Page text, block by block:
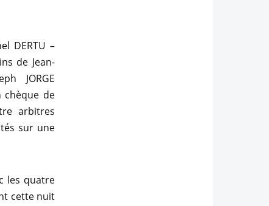
DERTU –
de Jean-
JORGE
chèque de
arbitres
sur une
les quatre
cette nuit